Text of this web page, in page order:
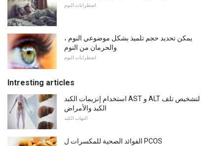
اضطرابات النوم
يمكن تحديد حجم تلميذ بشكل موضوعي النوم ،
والحرمان من النوم
اضطرابات النوم
Intresting articles
استخدام إنزيمات الكبد AST و ALT لتشخيص تلف
الكبد والأمراض
التهاب الكبد
الفوائد الصحية للمكسرات ل PCOS